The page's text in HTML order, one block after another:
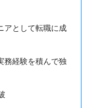
アとして転職に成
務経験を積んで独